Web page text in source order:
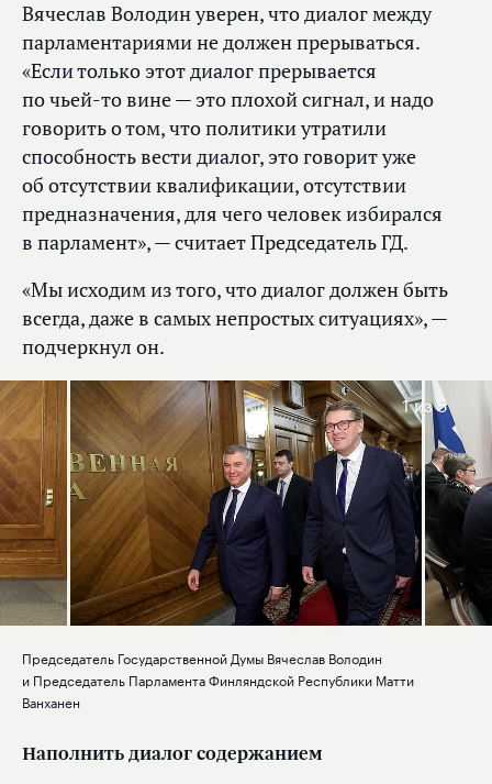
Вячеслав Володин уверен, что диалог между
парламентариями не должен прерываться.
«Если только этот диалог прерывается
по чьей‑то вине — это плохой сигнал, и надо
говорить о том, что политики утратили
способность вести диалог, это говорит уже
об отсутствии квалификации, отсутствии
предназначения, для чего человек избирался
в парламент», — считает Председатель ГД.
«Мы исходим из того, что диалог должен быть
всегда, даже в самых непростых ситуациях», —
подчеркнул он.
1из 5
Председатель Государственной Думы Вячеслав Володин
и Председатель Парламента Финляндской Республики Матти
Ванханен
Наполнить диалог содержанием